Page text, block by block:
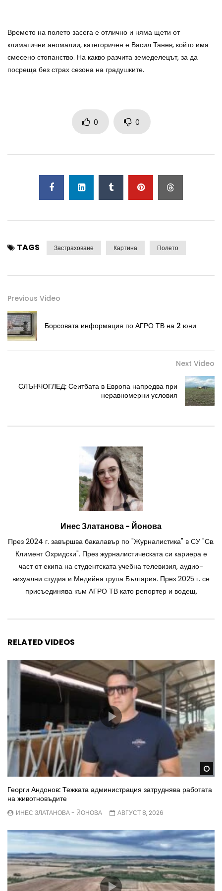
Времето на полето засега е отлично и няма щети от
климатични аномалии, категоричен е Васил Танев, който има
смесено стопанство. На какво разчита земеделецът, за да
посреща без страх сезона на градушките.
0 0
TAGS Застраховане Картина Полето
Previous Video
Борсовата информация по АГРО ТВ на 2 юни
Next Video
СЛЪНЧОГЛЕД: Сеитбата в Европа напредва при
неравномерни условия
Инес Златанова - Йонова
През 2024 г. завършва бакалавър по "Журналистика" в СУ "Св.
Климент Охридски". През журналистическата си кариера е
част от екипа на студентската учебна телевизия, аудио-
визуални студиа и Медийна група България. През 2025 г. се
присъединява към АГРО ТВ като репортер и водещ.
RELATED VIDEOS
Георги Андонов: Тежката администрация затруднява работата
на животновъдите
ИНЕС ЗЛАТАНОВА - ЙОНОВА АВГУСТ 8, 2026